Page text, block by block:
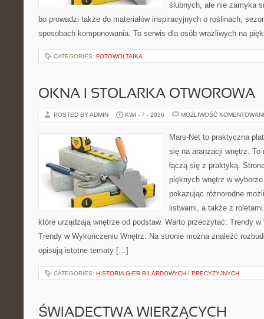
ślubnych, ale nie zamyka
bo prowadzi także do materiałów inspiracyjnych o roślinach,
sposobach komponowania. To serwis dla osób wrażliwych na
CATEGORIES: FOTOWOLTAIKA
OKNA I STOLARKA OTWOROWA
POSTED BY ADMIN KWI - 7 - 2026 MOŻLIWOŚĆ
Mars-Net to praktyczna
się na aranżacji wnętrz.
łączą się z praktyką.
pięknych wnętrz w
pokazując różnorodne
listwami, a także z
które urządzają wnętrze od podstaw. Warto przeczytać: Trendy
Trendy w Wykończeniu Wnętrz. Na stronie można znaleźć
opisują istotne tematy […]
CATEGORIES: HISTORIA GIER BILARDOWYCH I PRECYZYJNYCH
ŚWIADECTWA WIERZĄCYCH